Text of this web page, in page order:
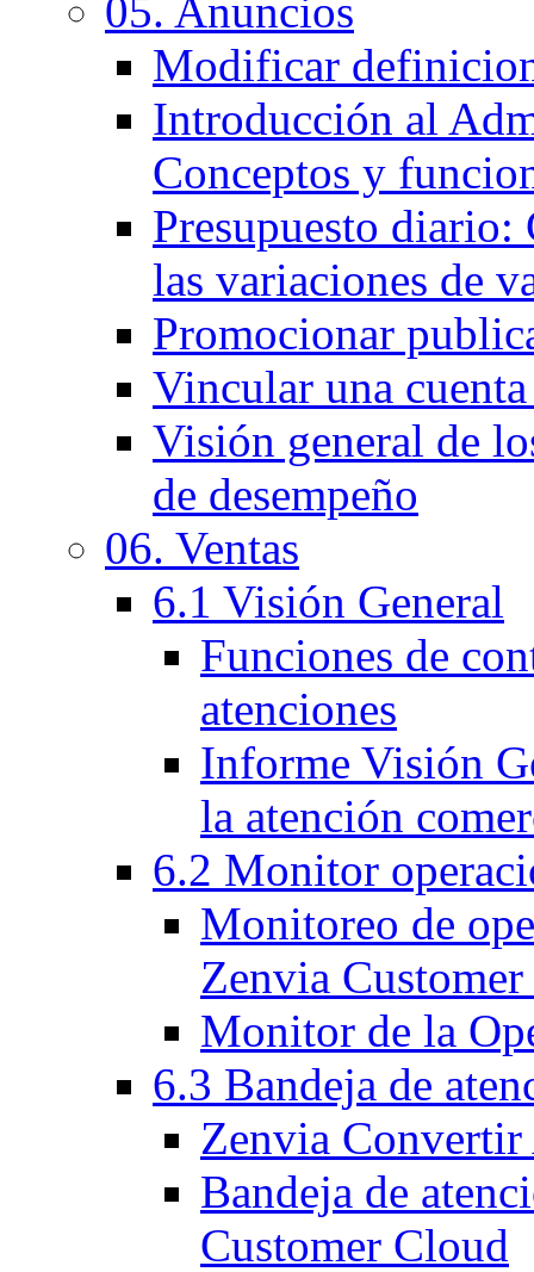
05. Anuncios
Modificar
Introducción al
Conceptos y
Presupuesto
las variaciones de
Promocionar
Vincular una
Visión general de
de desempeño
06. Ventas
6.1 Visión General
Funciones de
atenciones
Informe Visión
la atención
6.2 Monitor
Monitoreo de
Zenvia
Monitor de la
6.3 Bandeja de
Zenvia Convertir
Bandeja de
Customer Cloud